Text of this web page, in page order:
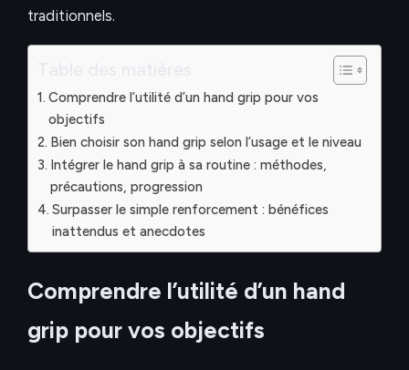
traditionnels.
Comprendre l’utilité d’un hand grip pour vos
objectifs
Bien choisir son hand grip selon l’usage et le niveau
Intégrer le hand grip à sa routine : méthodes,
précautions, progression
Surpasser le simple renforcement : bénéfices
inattendus et anecdotes
Comprendre l’utilité d’un hand
grip pour vos objectifs